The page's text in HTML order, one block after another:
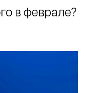
в феврале?